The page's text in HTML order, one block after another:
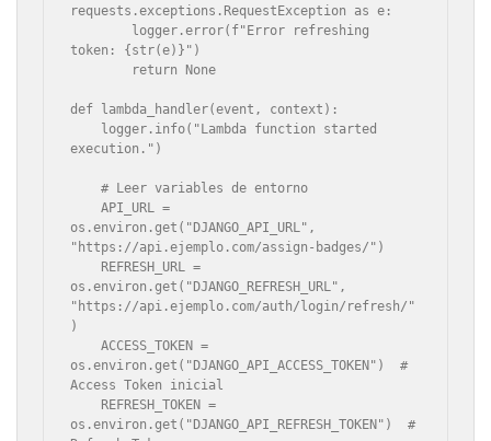
requests.exceptions.RequestException as e:
token: {str(e)}")
def lambda_handler(event, context):
execution.")
    # Leer variables de entorno
    API_URL =
os.environ.get("DJANGO_API_URL",
"https://api.ejemplo.com/assign-badges/")
os.environ.get("DJANGO_REFRESH_URL",
"https://api.ejemplo.com/auth/login/refresh/"
)
    ACCESS_TOKEN =
os.environ.get("DJANGO_API_ACCESS_TOKEN")  #
Access Token inicial
os.environ.get("DJANGO_API_REFRESH_TOKEN")  #